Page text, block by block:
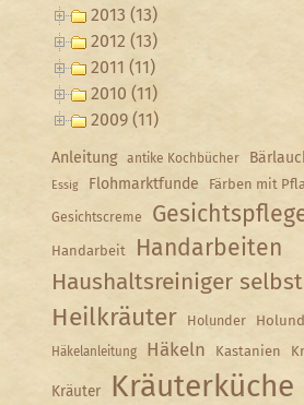
2013 (13)
2012 (13)
2011 (11)
2010 (11)
2009 (11)
Anleitung antike Kochbücher
Essig Flohmarktfunde Färben mit
Gesichtscreme
Handarbeit
Handarbeiten
Haushaltsreiniger
Heilkräuter Holunder
Häkelanleitung Häkeln Kastanien
Kräuter Kräuterküche